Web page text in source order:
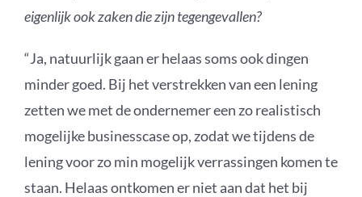
eigenlijk ook zaken die zijn tegengevallen?
“Ja, natuurlijk gaan er helaas soms ook dingen
minder goed. Bij het verstrekken van een lening
zetten we met de ondernemer een zo realistisch
mogelijke businesscase op, zodat we tijdens de
lening voor zo min mogelijk verrassingen komen te
staan. Helaas ontkomen er niet aan dat het bij